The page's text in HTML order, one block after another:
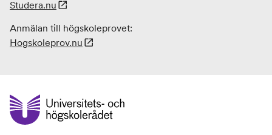
Studera.nu
Anmälan till högskoleprovet:
Hogskoleprov.nu